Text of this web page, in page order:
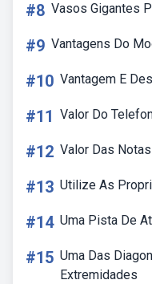
#8 Vasos Gigantes
#9 Vantagens Do
#10 Vantagem E
#11 Valor Do
#12 Valor Das
#13 Utilize As
#14 Uma Pista De
#15 Uma Das
Extremidades